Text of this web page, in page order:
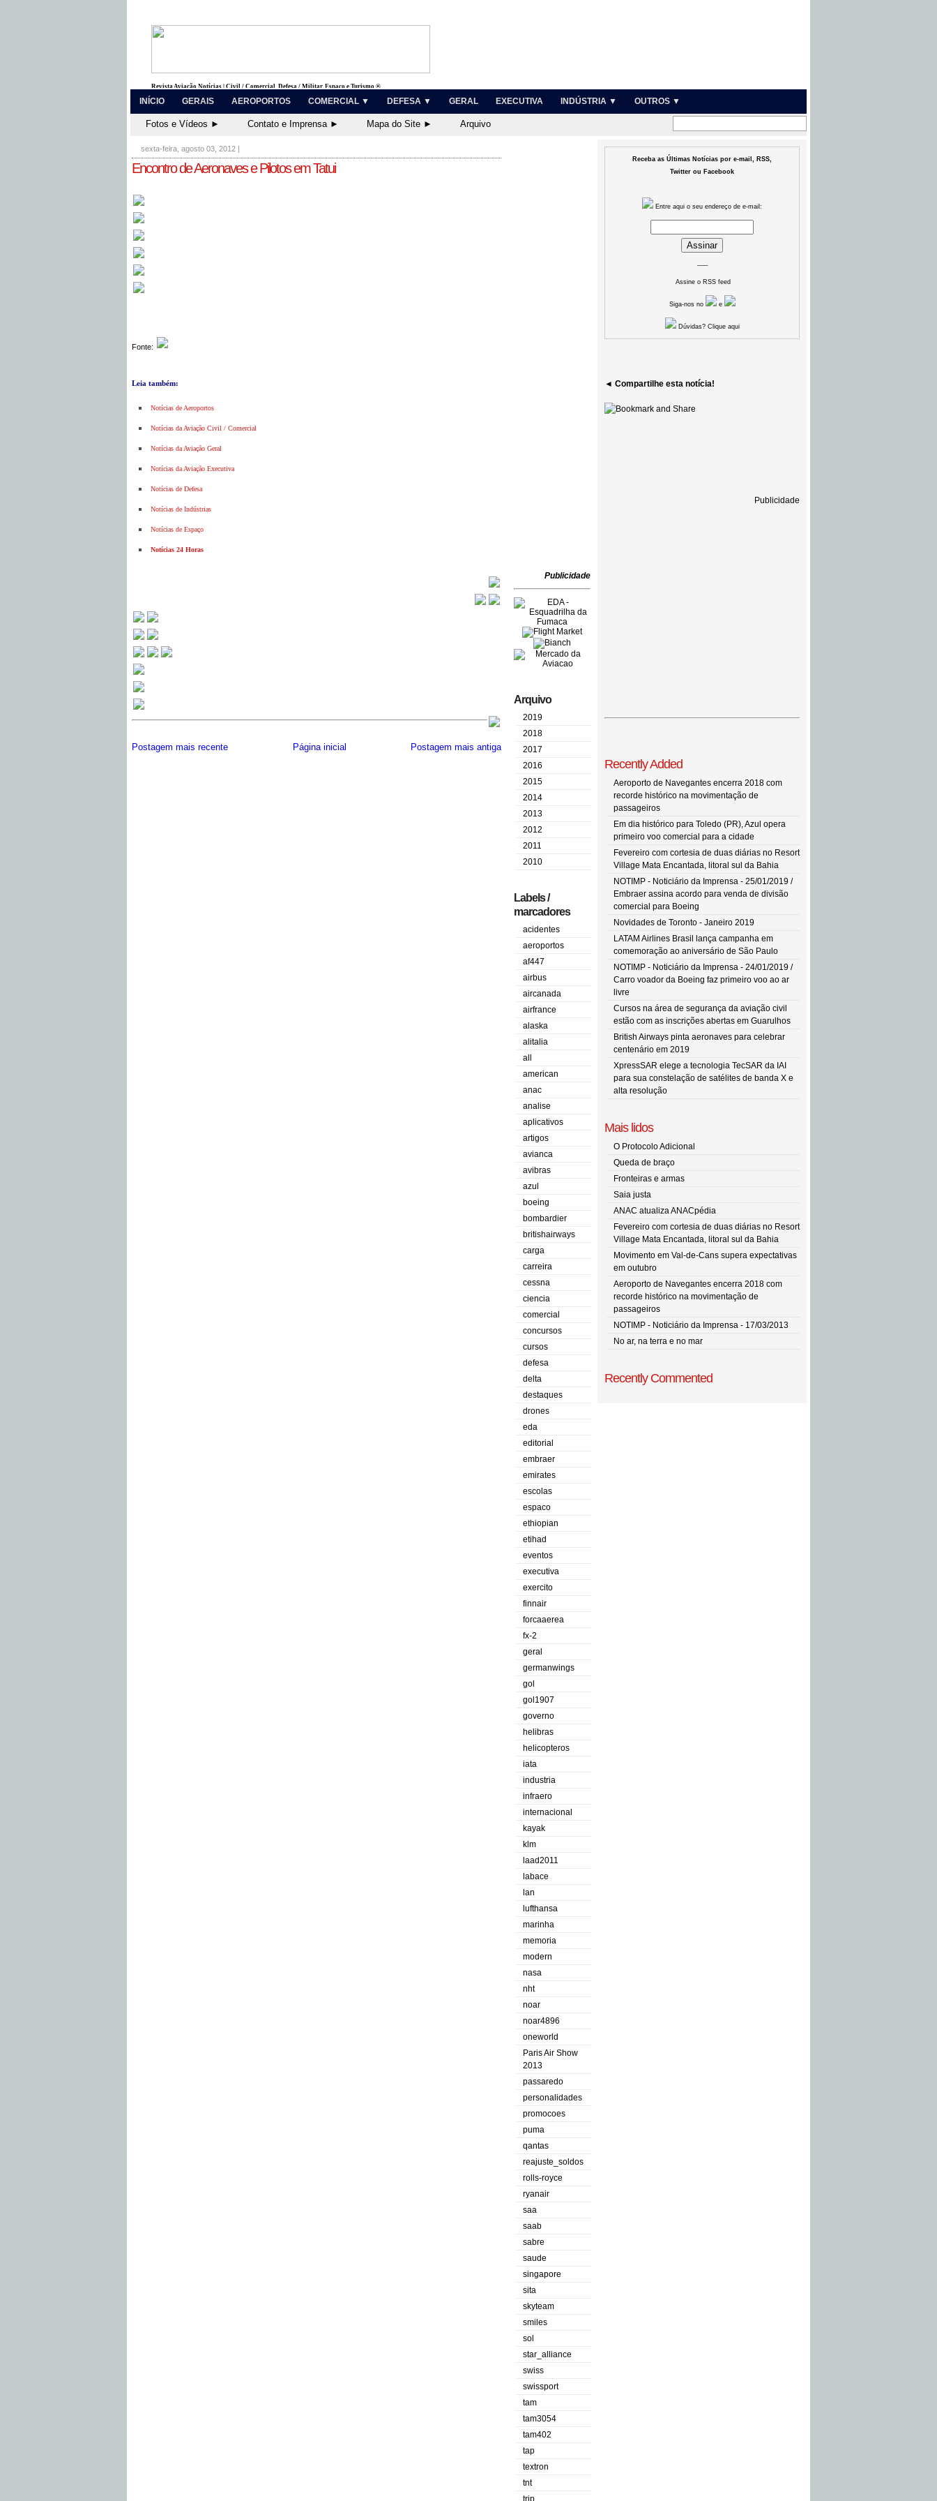
Revista Aviação Notícias | Civil / Comercial, Defesa / Militar, Espaço e Turismo ®
INÍCIO GERAIS AEROPORTOS COMERCIAL ▼ DEFESA ▼ GERAL EXECUTIVA INDÚSTRIA ▼ OUTROS ▼
Fotos e Vídeos ► Contato e Imprensa ► Mapa do Site ► Arquivo
sexta-feira, agosto 03, 2012 |
Encontro de Aeronaves e Pilotos em Tatui
Fonte:
Leia também:
Notícias de Aeroportos
Notícias da Aviação Civil / Comercial
Notícias da Aviação Geral
Notícias da Aviação Executiva
Notícias de Defesa
Notícias de Indústrias
Notícias de Espaço
Notícias 24 Horas
Postagem mais recente Postagem mais antiga
Página inicial
Publicidade
Arquivo
2019
2018
2017
2016
2015
2014
2013
2012
2011
2010
Labels /
marcadores
acidentes
aeroportos
af447
airbus
aircanada
airfrance
alaska
alitalia
all
american
anac
analise
aplicativos
artigos
avianca
avibras
azul
boeing
bombardier
britishairways
carga
carreira
cessna
ciencia
comercial
concursos
cursos
defesa
delta
destaques
drones
eda
editorial
embraer
emirates
escolas
espaco
ethiopian
etihad
eventos
executiva
exercito
finnair
forcaaerea
fx-2
geral
germanwings
gol
gol1907
governo
helibras
helicopteros
iata
industria
infraero
internacional
kayak
klm
laad2011
labace
lan
lufthansa
marinha
memoria
modern
nasa
nht
noar
noar4896
oneworld
Paris Air Show
2013
passaredo
personalidades
promocoes
puma
qantas
reajuste_soldos
rolls-royce
ryanair
saa
saab
sabre
saude
singapore
sita
skyteam
smiles
sol
star_alliance
swiss
swissport
tam
tam3054
tam402
tap
textron
tnt
trip
Receba as Últimas Notícias por e-mail, RSS,
Twitter ou Facebook
Entre aqui o seu endereço de e-mail:
Assine o RSS feed
Siga-nos no e
Dúvidas? Clique aqui
◄ Compartilhe esta notícia!
Publicidade
Recently Added
Aeroporto de Navegantes encerra 2018 com
recorde histórico na movimentação de
passageiros
Em dia histórico para Toledo (PR), Azul opera
primeiro voo comercial para a cidade
Fevereiro com cortesia de duas diárias no Resort
Village Mata Encantada, litoral sul da Bahia
NOTIMP - Noticiário da Imprensa - 25/01/2019 /
Embraer assina acordo para venda de divisão
comercial para Boeing
Novidades de Toronto - Janeiro 2019
LATAM Airlines Brasil lança campanha em
comemoração ao aniversário de São Paulo
NOTIMP - Noticiário da Imprensa - 24/01/2019 /
Carro voador da Boeing faz primeiro voo ao ar
livre
Cursos na área de segurança da aviação civil
estão com as inscrições abertas em Guarulhos
British Airways pinta aeronaves para celebrar
centenário em 2019
XpressSAR elege a tecnologia TecSAR da IAI
para sua constelação de satélites de banda X e
alta resolução
Mais lidos
O Protocolo Adicional
Queda de braço
Fronteiras e armas
Saia justa
ANAC atualiza ANACpédia
Fevereiro com cortesia de duas diárias no Resort
Village Mata Encantada, litoral sul da Bahia
Movimento em Val-de-Cans supera expectativas
em outubro
Aeroporto de Navegantes encerra 2018 com
recorde histórico na movimentação de
passageiros
NOTIMP - Noticiário da Imprensa - 17/03/2013
No ar, na terra e no mar
Recently Commented